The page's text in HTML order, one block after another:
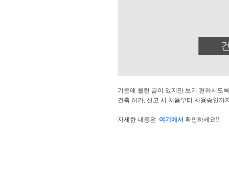
기존에 올린 글이 있지만 보기 편하시도
건축 허가, 신고 시 처음부터 사용승인까
자세한 내용은 여기에서 확인하세요!!